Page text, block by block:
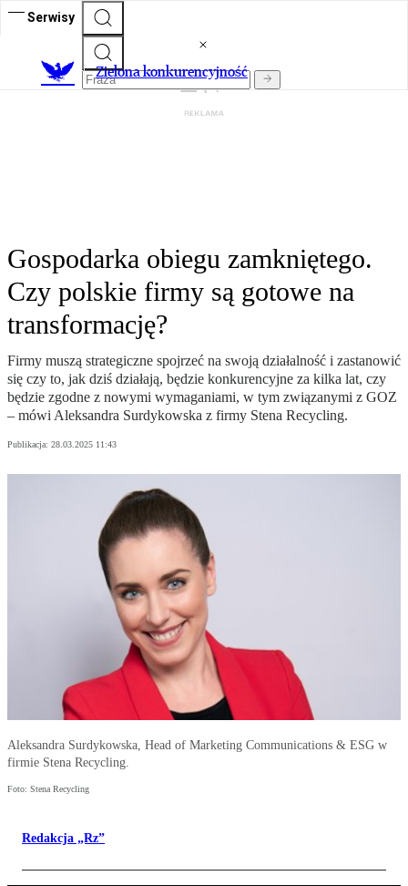
Serwisy
Zielona konkurencyjność
Gospodarka obiegu zamkniętego.
Czy polskie firmy są gotowe na
transformację?
Firmy muszą strategiczne spojrzeć na swoją działalność i zastanowić
się czy to, jak dziś działają, będzie konkurencyjne za kilka lat, czy
będzie zgodne z nowymi wymaganiami, w tym związanymi z GOZ
– mówi Aleksandra Surdykowska z firmy Stena Recycling.
Publikacja: 28.03.2025 11:43
Aleksandra Surdykowska, Head of Marketing Communications & ESG w
firmie Stena Recycling.
Foto: Stena Recycling
Redakcja „Rz”